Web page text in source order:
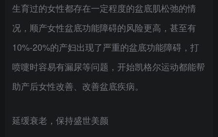
生育过的女性都存在一定程度的盆底肌松弛的情
况，顺产女性盆底功能障碍的风险更高，甚至有
10%-20%的产妇出现了严重的盆底功能障碍，打
喷嚏时容易有漏尿等问题，开始凯格尔运动都能帮
助产后女性改善、改善盆底疾病。
延缓衰老，保持盛世美颜